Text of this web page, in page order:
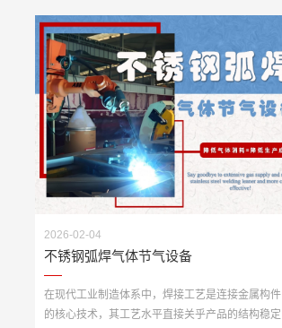
2026-02-04
不锈钢弧焊气体节气设备
在现代工业制造体系中，焊接工艺是连接金属构件
的核心技术，其工艺水平直接关乎产品的结构稳定